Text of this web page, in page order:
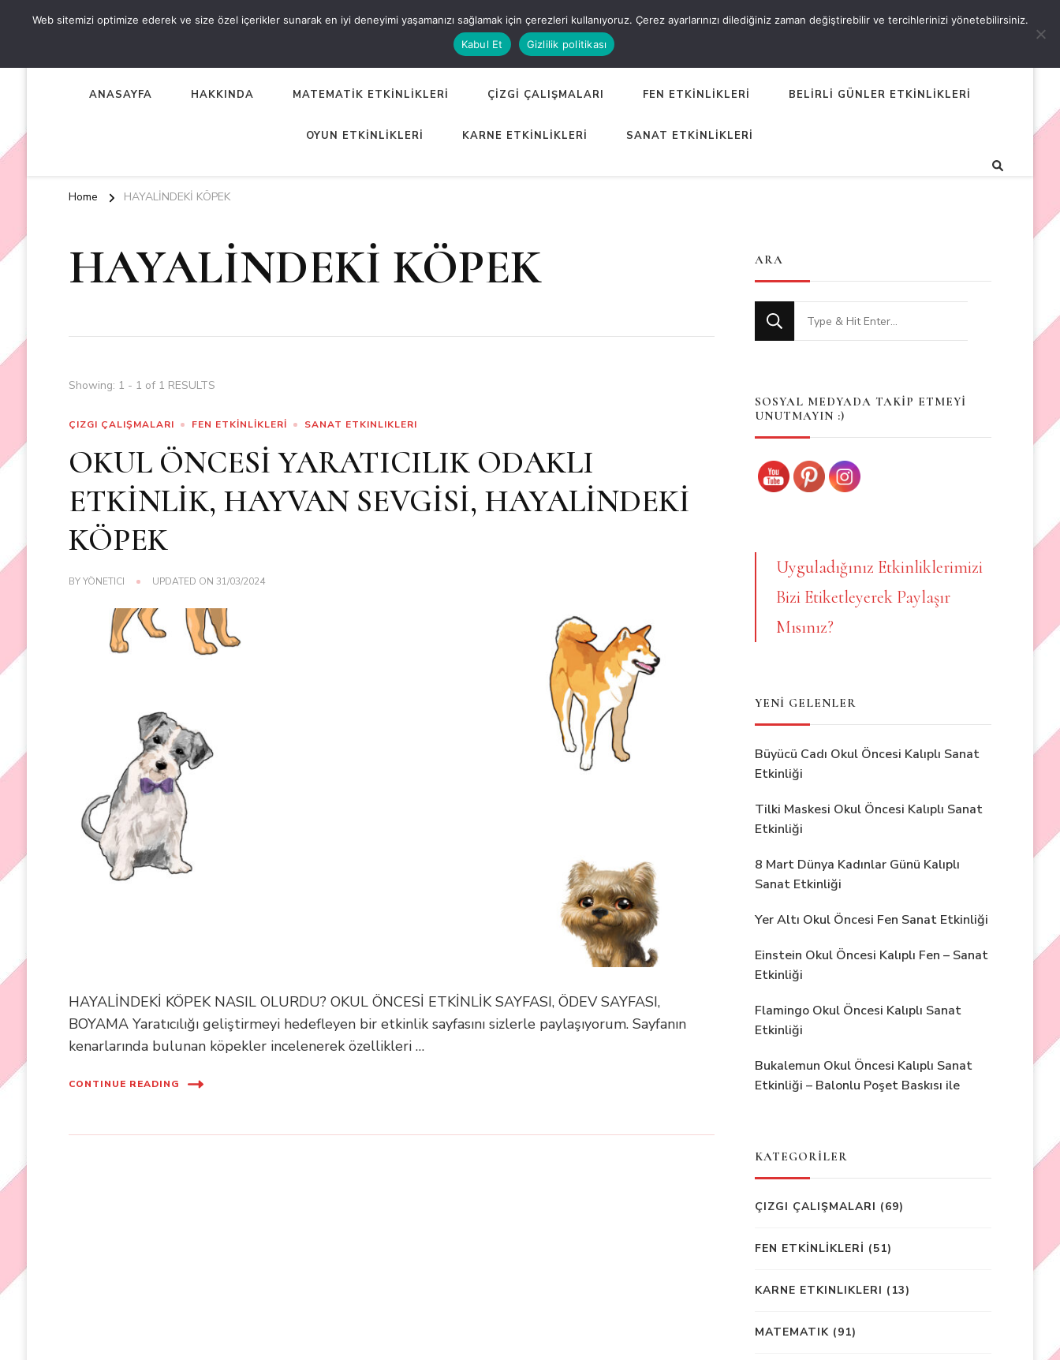
OKUL ÖNCESİ ETKİNLİKLER
ANASAYFA HAKKINDA MATEMATİK ETKİNLİKLERİ ÇİZGİ ÇALIŞMALARI FEN ETKİNLİKLERİ BELİRLİ GÜNLER ETKİNLİKLERİ
OYUN ETKİNLİKLERİ KARNE ETKİNLİKLERİ SANAT ETKİNLİKLERİ
Home HAYALİNDEKİ KÖPEK
HAYALİNDEKİ KÖPEK
Showing: 1 - 1 of 1 RESULTS
ÇIZGI ÇALIŞMALARI FEN ETKİNLİKLERİ SANAT ETKINLIKLERI
OKUL ÖNCESİ YARATICILIK ODAKLI
ETKİNLİK, HAYVAN SEVGİSİ, HAYALİNDEKİ
KÖPEK
BYYÖNETICI UPDATED ON 31/03/2024
HAYALİNDEKİ KÖPEK NASIL OLURDU? OKUL ÖNCESİ ETKİNLİK SAYFASI, ÖDEV SAYFASI,
BOYAMA Yaratıcılığı geliştirmeyi hedefleyen bir etkinlik sayfasını sizlerle paylaşıyorum. Sayfanın
kenarlarında bulunan köpekler incelenerek özellikleri …
CONTINUE READING
ARA
Looking
for
SOSYAL MEDYADA TAKİP ETMEYİ
UNUTMAYIN :)
Uyguladığınız Etkinliklerimizi
Bizi Etiketleyerek Paylaşır
Mısınız?
YENİ GELENLER
Büyücü Cadı Okul Öncesi Kalıplı Sanat
Etkinliği
Tilki Maskesi Okul Öncesi Kalıplı Sanat
Etkinliği
8 Mart Dünya Kadınlar Günü Kalıplı
Sanat Etkinliği
Yer Altı Okul Öncesi Fen Sanat Etkinliği
Einstein Okul Öncesi Kalıplı Fen – Sanat
Etkinliği
Flamingo Okul Öncesi Kalıplı Sanat
Etkinliği
Bukalemun Okul Öncesi Kalıplı Sanat
Etkinliği – Balonlu Poşet Baskısı ile
KATEGORİLER
ÇIZGI ÇALIŞMALARI (69)
FEN ETKİNLİKLERİ (51)
KARNE ETKINLIKLERI (13)
MATEMATIK(91)
Web sitemizi optimize ederek ve size özel içerikler sunarak en iyi deneyimi yaşamanızı sağlamak için çerezleri kullanıyoruz. Çerez ayarlarınızı dilediğiniz zaman değiştirebilir ve tercihlerinizi yönetebilirsiniz.
Kabul Et
Gizlilik politikası